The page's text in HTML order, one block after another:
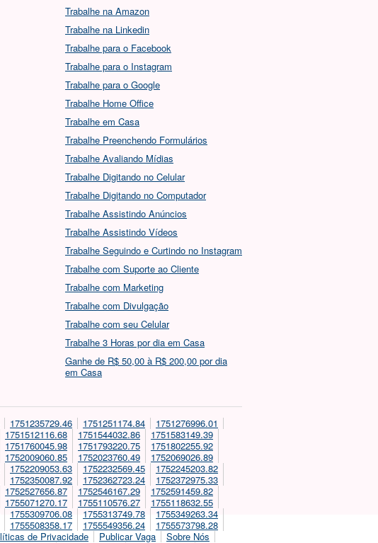
Trabalhe na Amazon
Trabalhe na Linkedin
Trabalhe para o Facebook
Trabalhe para o Instagram
Trabalhe para o Google
Trabalhe Home Office
Trabalhe em Casa
Trabalhe Preenchendo Formulários
Trabalhe Avaliando Mídias
Trabalhe Digitando no Celular
Trabalhe Digitando no Computador
Trabalhe Assistindo Anúncios
Trabalhe Assistindo Vídeos
Trabalhe Seguindo e Curtindo no Instagram
Trabalhe com Suporte ao Cliente
Trabalhe com Marketing
Trabalhe com Divulgação
Trabalhe com seu Celular
Trabalhe 3 Horas por dia em Casa
Ganhe de R$ 50,00 à R$ 200,00 por dia
em Casa
1751235729.46 1751251174.84
1751276996.01
1751512116.68 1751544032.86
1751583149.39
1751760045.98 1751793220.75
1751802255.92
1752009060.85 1752023760.49
1752069026.89
1752209053.63 1752232569.45
1752245203.82
1752350087.92 1752362723.24
1752372975.33
1752527656.87 1752546167.29
1752591459.82
1755071270.17 1755110576.27
1755118632.55
1755309706.08 1755313749.78
1755349263.34
1755508358.17 1755549356.24
1755573798.28
de Privacidade Publicar Vaga
Sobre Nós